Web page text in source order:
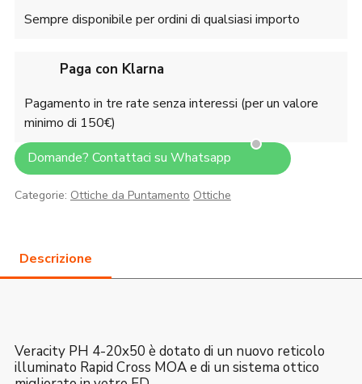
Sempre disponibile per ordini di qualsiasi importo
Paga con Klarna
Pagamento in tre rate senza interessi (per un valore
minimo di 150€)
Domande? Contattaci su Whatsapp
Categorie: Ottiche da Puntamento Ottiche
Veracity PH 4-20x50 è dotato di un nuovo reticolo
illuminato Rapid Cross MOA e di un sistema ottico